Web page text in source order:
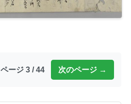
ページ 3 / 44 次のページ →